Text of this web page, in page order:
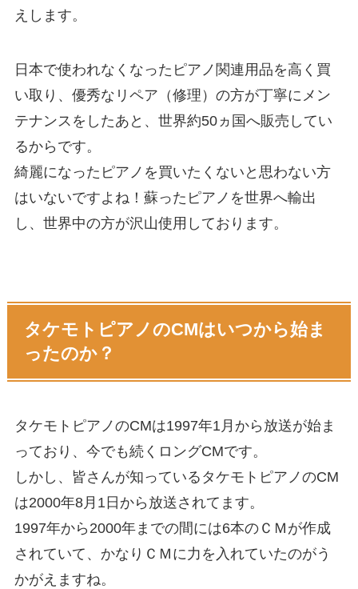
えします。
日本で使われなくなったピアノ関連用品を高く買
い取り、優秀なリペア（修理）の方が丁寧にメン
テナンスをしたあと、世界約50ヵ国へ販売してい
るからです。
綺麗になったピアノを買いたくないと思わない方
はいないですよね！蘇ったピアノを世界へ輸出
し、世界中の方が沢山使用しております。
タケモトピアノのCMはいつから始ま
ったのか？
タケモトピアノのCMは1997年1月から放送が始ま
っており、今でも続くロングCMです。
しかし、皆さんが知っているタケモトピアノのCM
は2000年8月1日から放送されてます。
1997年から2000年までの間には6本のＣＭが作成
されていて、かなりＣＭに力を入れていたのがう
かがえますね。